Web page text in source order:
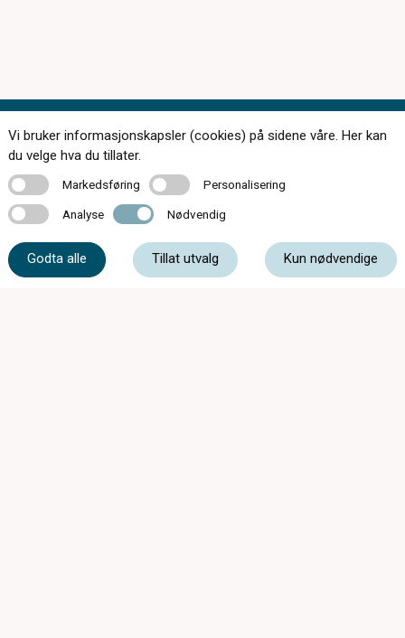
Kontakt oss
Vi bruker informasjonskapsler (cookies) på sidene våre. Her kan
du velge hva du tillater.
MarkedsføringMarkedsføring PersonaliseringPersonalisering
Analyse Analyse Nødvendig Nødvendig
Godta alle Tillat utvalg Kun nødvendige